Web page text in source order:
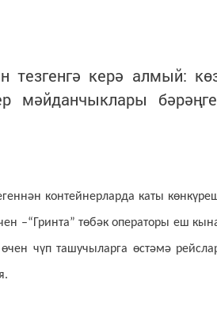
тезгенгә керә алмый:
мәйданчыклары
контейнерларда каты
–“Гринта” төбәк операторы еш
чүп ташучыларга өстәмә